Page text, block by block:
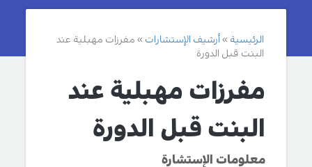
الرئيسية أرشيف الإستشارات
مفرزات مهبلية عند
البنت قبل الدورة
مفرزات مهبلية عند
البنت قبل الدورة
معلومات الإستشارة